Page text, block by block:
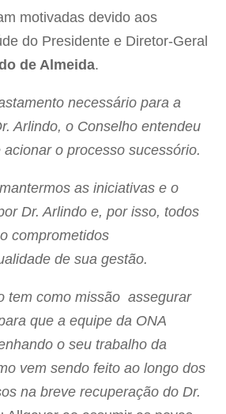
motivadas devido aos
do Presidente e Diretor-Geral
de Almeida.
necessário para a
Arlindo, o Conselho entendeu
o processo sucessório.
as iniciativas e o
Dr. Arlindo e, por isso, todos
comprometidos
de sua gestão.
tem como missão assegurar
que a equipe da ONA
o seu trabalho da
vem sendo feito ao longo dos
na breve recuperação do Dr.